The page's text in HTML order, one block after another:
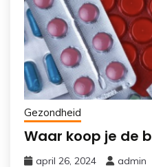
Gezondheid
Waar koop je de
april 26, 2024 admin